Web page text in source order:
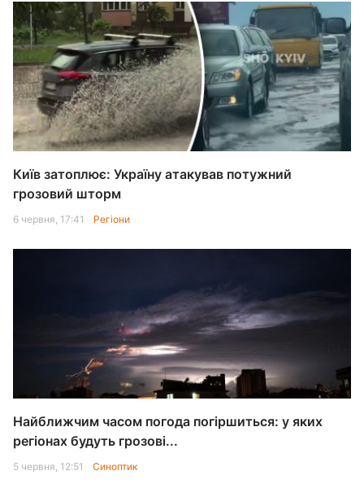
Київ затоплює: Україну атакував потужний
грозовий шторм
6 червня, 17:41 Регіони
Найближчим часом погода погіршиться: у яких
регіонах будуть грозові...
5 червня, 12:51 Синоптик